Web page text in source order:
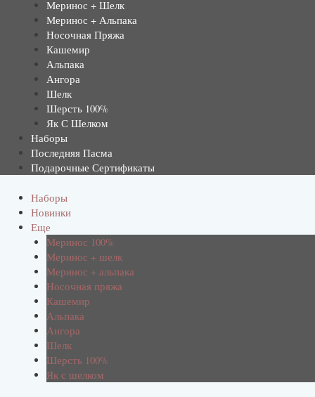
Меринос + Шелк
Меринос + Альпака
Носочная Пряжа
Кашемир
Альпака
Ангора
Шелк
Шерсть 100%
Як С Шелком
Наборы
Последняя Пасма
Подарочные Сертификаты
Наборы
Новинки
Еще
Меринос 100%
Меринос + шелк
Меринос + альпака
Носочная пряжа
Кашемир
Альпака
Ангора
Шелк
Шерсть 100%
Як с шелком